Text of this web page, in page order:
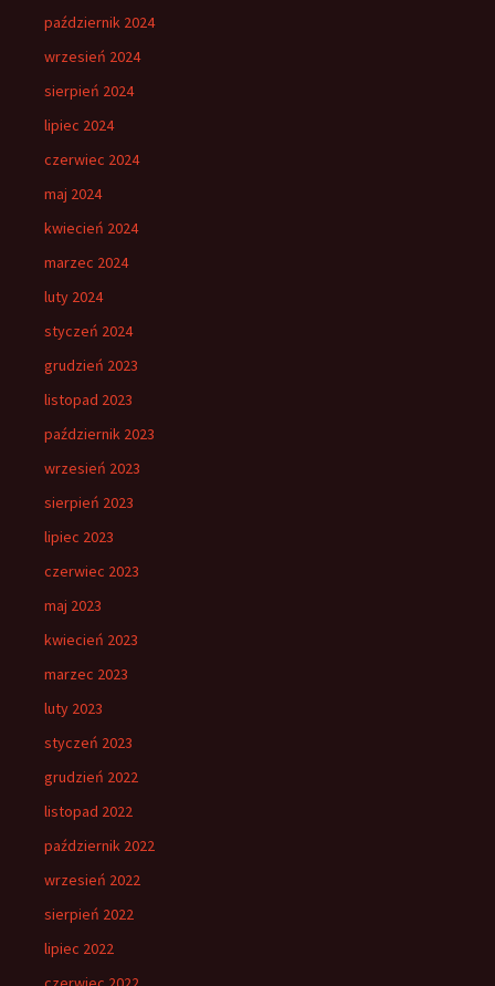
październik 2024
wrzesień 2024
sierpień 2024
lipiec 2024
czerwiec 2024
maj 2024
kwiecień 2024
marzec 2024
luty 2024
styczeń 2024
grudzień 2023
listopad 2023
październik 2023
wrzesień 2023
sierpień 2023
lipiec 2023
czerwiec 2023
maj 2023
kwiecień 2023
marzec 2023
luty 2023
styczeń 2023
grudzień 2022
listopad 2022
październik 2022
wrzesień 2022
sierpień 2022
lipiec 2022